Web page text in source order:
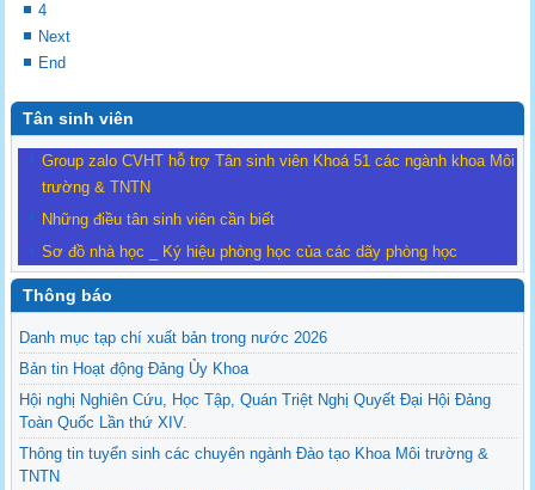
4
Next
End
Tân sinh viên
Group zalo CVHT hỗ trợ Tân sinh viên Khoá 51 các ngành khoa Môi
trường & TNTN
Những điều tân sinh viên cần biết
Sơ đồ nhà học _ Ký hiệu phòng học của các dãy phòng học
Thông báo
Danh mục tạp chí xuất bản trong nước 2026
Bản tin Hoạt động Đảng Ủy Khoa
Hội nghị Nghiên Cứu, Học Tập, Quán Triệt Nghị Quyết Đại Hội Đảng
Toàn Quốc Lần thứ XIV.
Thông tin tuyển sinh các chuyên ngành Đào tạo Khoa Môi trường &
TNTN